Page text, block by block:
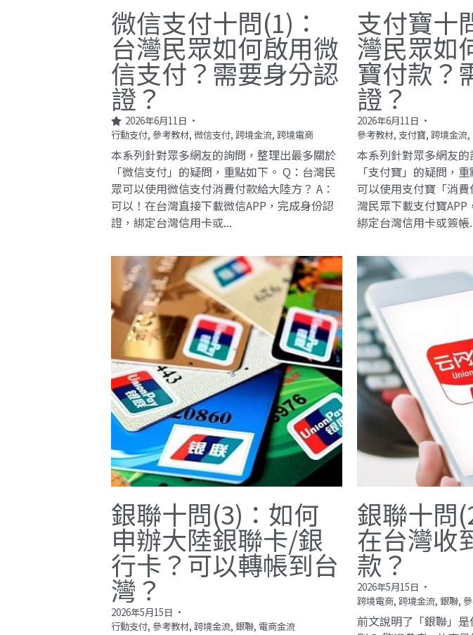
微信支付十問(1)：
台灣民眾如何啟用微
信支付？需要身分認
證？
2026年6月11日 ·
行動支付, 參考教材, 微信支付, 跨境金流, 跨境電商
本系列針對眾多網友的詢問，整理出最多關於
「微信支付」的疑問，重點如下。 Q：台灣民
眾可以使用微信支付消費付款給大陸方？ A：
可以！在台灣直接下載微信APP，完成身份認
證，綁定台灣信用卡或...
支付寶十
灣民眾如
寶付款？
證？
2026年6月11日 ·
參考教材, 支付寶, 跨境金流,
本系列針對眾多網友
「支付寶」的疑問，
可以使用支付寶「消
灣民眾下載支付寶APP
綁定台灣信用卡或簽帳
銀聯十問(3)：如何
申辦大陸銀聯卡/銀
行卡？可以轉帳到台
灣？
2026年5月15日 ·
行動支付, 參考教材, 跨境金流, 銀聯, 電商金流
銀聯十問
在台灣收
款？
2026年5月15日 ·
跨境電商, 跨境金流, 銀聯,
前文說明了「銀聯」